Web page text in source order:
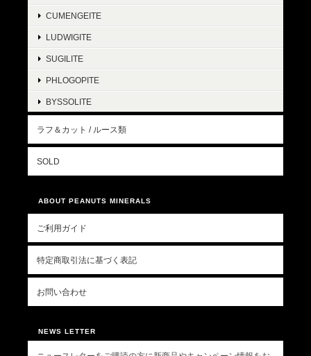
CUMENGEITE
LUDWIGITE
SUGILITE
PHLOGOPITE
BYSSOLITE
ラフ＆カット / ルース類
SOLD
ABOUT PEANUTS MINERALS
ご利用ガイド
特定商取引法に基づく表記
お問い合わせ
NEWS LETTER